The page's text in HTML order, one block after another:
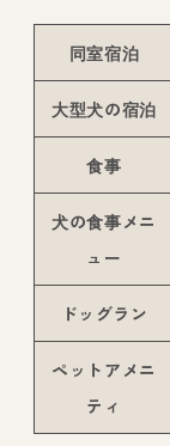
同室宿泊
大型犬の宿泊
食事
犬の食事メニ
ュー
ドッグラン
ペットアメニ
ティ